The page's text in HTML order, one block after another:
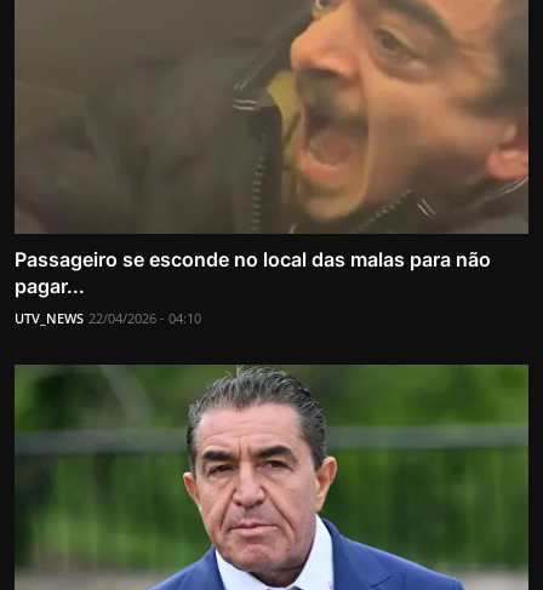
Passageiro se esconde no local das malas para não
pagar...
UTV_NEWS 22/04/2026 - 04:10